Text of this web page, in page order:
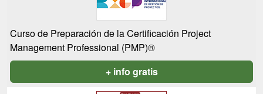
Curso de Preparación de la Certificación Project
Management Professional (PMP)®
+ info gratis